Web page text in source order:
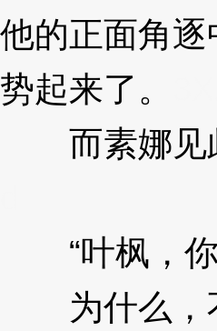
他的正面角
势起来了。
而素娜见
“叶枫，你
为什么，不